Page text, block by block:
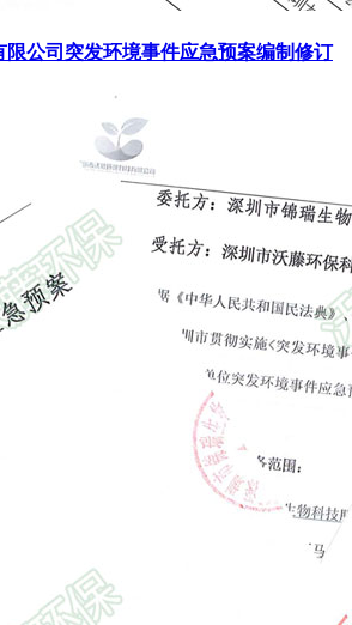
限公司突发环境事件应急预案编制修订